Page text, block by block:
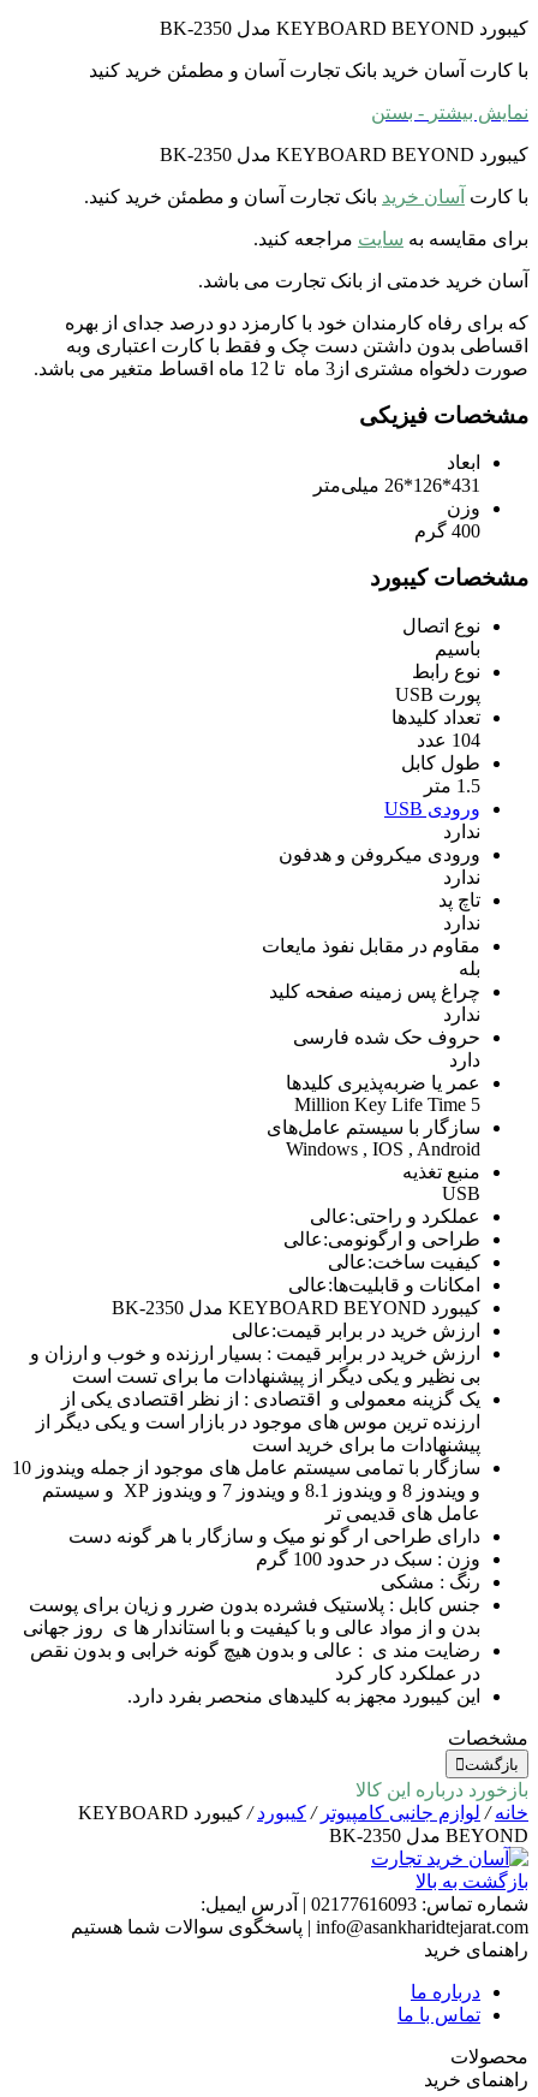
کیبورد KEYBOARD BEYOND مدل BK-2350
با کارت آسان خرید بانک تجارت آسان و مطمئن خرید کنید
نمایش بیشتر - بستن
کیبورد KEYBOARD BEYOND مدل BK-2350
با کارت آسان خرید بانک تجارت آسان و مطمئن خرید کنید.
برای مقایسه به سایت مراجعه کنید.
آسان خرید خدمتی از بانک تجارت می باشد.
که برای رفاه کارمندان خود با کارمزد دو درصد جدای از بهره
اقساطی بدون داشتن دست چک و فقط با کارت اعتباری وبه
صورت دلخواه مشتری از3 ماه تا 12 ماه اقساط متغیر می باشد.
مشخصات فیزیکی
ابعاد
431*126*26 میلی‌متر
وزن
400 گرم
مشخصات کیبورد
نوع اتصال
باسیم
نوع رابط
پورت USB
تعداد کلیدها
104 عدد
طول کابل
1.5 متر
ورودی USB
ندارد
ورودی میکروفن و هدفون
ندارد
تاچ پد
ندارد
مقاوم در مقابل نفوذ مایعات
بله
چراغ‌ پس زمینه صفحه کلید
ندارد
حروف حک شده فارسی
دارد
عمر یا ضربه‌پذیری کلیدها
5 Million Key Life Time
سازگار با سیستم عامل‌های
Windows , IOS , Android
منبع تغذیه
USB
عملکرد و راحتی:عالی
طراحی و ارگونومی:عالی
کیفیت ساخت:عالی
امکانات و قابلیت‌ها:عالی
کیبورد KEYBOARD BEYOND مدل BK-2350
ارزش خرید در برابر قیمت:عالی
ارزش خرید در برابر قیمت : بسیار ارزنده و خوب و ارزان و
بی نظیر و یکی دیگر از پیشنهادات ما برای تست است
یک گزینه معمولی و اقتصادی : از نظر اقتصادی یکی از
ارزنده ترین موس های موجود در بازار است و یکی دیگر از
پیشنهادات ما برای خرید است
سازگار با تمامی سیستم عامل های موجود از جمله ویندوز 10
و ویندوز 8 و ویندوز 8.1 و ویندوز 7 و ویندوز XP و سیستم
عامل های قدیمی تر
دارای طراحی ار گو نو میک و سازگار با هر گونه دست
وزن : سبک در حدود 100 گرم
رنگ : مشکی
جنس کابل : پلاستیک فشرده بدون ضرر و زیان برای پوست
بدن و از مواد عالی و با کیفیت و با استاندار ها ی روز جهانی
رضایت مند ی : عالی و بدون هیچ گونه خرابی و بدون نقص
در عملکرد کار کرد
این کیبورد مجهز به کلیدهای منحصر بفرد دارد.
مشخصات
بازگشت
بازخورد درباره این کالا
خانه/ لوازم جانبی کامپیوتر / کیبورد/
کیبورد KEYBOARD
BEYOND مدل BK-2350
بازگشت به بالا
شماره تماس: 02177616093
| آدرس ایمیل:
info@asankharidtejarat.com
| پاسخگوی سوالات شما هستیم
راهنمای خرید
درباره ما
تماس با ما
محصولات
راهنمای خرید